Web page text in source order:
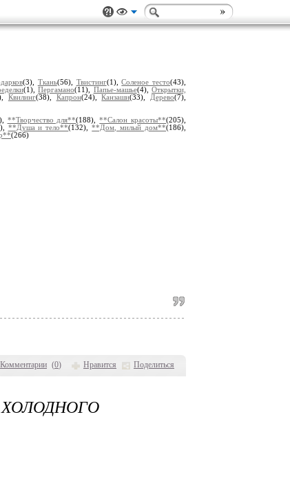
(3), Ткань(56), Твистинг(1),Соленое тесто(43),
(1),Пергамано(11), Папье-машье(4),Открытки,
Квилинг(38), Капрон(24),Канзаши(33), Дерево(7),
**Творчество для**(188),**Салон красоты**(205),
**Душа и тело**(132),**Дом, милый дом**(186),
(266)
Комментарии (0) Нравится Поделиться